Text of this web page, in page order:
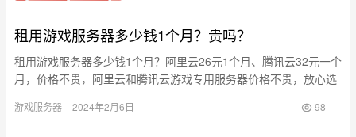
租用游戏服务器多少钱1个月？贵吗？
租用游戏服务器多少钱1个月？阿里云26元1个月、腾讯云32元一个
月，价格不贵，阿里云和腾讯云游戏专用服务器价格不贵，放心选
游戏服务器 2024年2月6日 98